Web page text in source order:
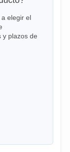
elegir el
y plazos de